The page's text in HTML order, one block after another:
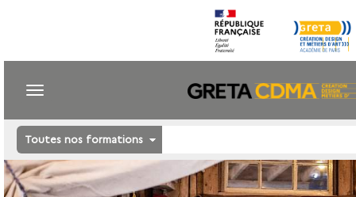
Toutes nos formations